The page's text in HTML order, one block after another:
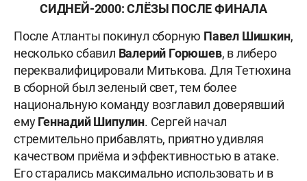
СИДНЕЙ-2000: СЛЁЗЫ ПОСЛЕ ФИНАЛА
После Атланты покинул сборную Павел Шишкин,
несколько сбавил Валерий Горюшев, в либеро
переквалифицировали Митькова. Для Тетюхина
в сборной был зеленый свет, тем более
национальную команду возглавил доверявший
емуГеннадий Шипулин. Сергей начал
стремительно прибавлять, приятно удивляя
качеством приёма и эффективностью в атаке.
Его старались максимально использовать и в